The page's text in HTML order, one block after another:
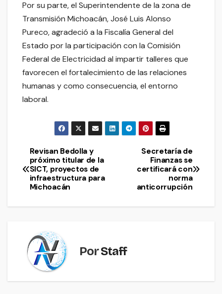
Por su parte, el Superintendente de la zona de
Transmisión Michoacán, José Luis Alonso
Pureco, agradeció a la Fiscalía General del
Estado por la participación con la Comisión
Federal de Electricidad al impartir talleres que
favorecen el fortalecimiento de las relaciones
humanas y como consecuencia, el entorno
laboral.
Navegación
de
Secretaría de
Finanzas se
certificará con
norma
anticorrupción
Revisan Bedolla y
próximo titular de la
SICT, proyectos de
infraestructura para
Michoacán
PorStaff